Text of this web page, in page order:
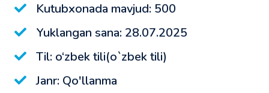
Kutubxonada mavjud: 500
Yuklangan sana: 28.07.2025
Til: o‘zbek tili(o`zbek tili)
Janr: Qo'llanma